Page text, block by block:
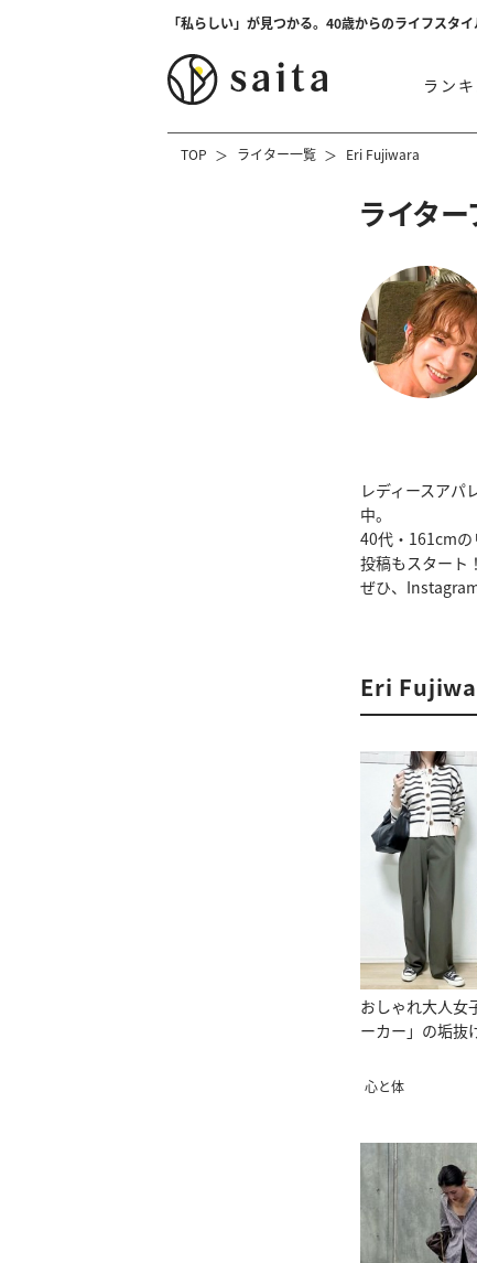
「私らしい」が見つかる。40歳からのライフスタ
ラン
TOP ライター一覧 Eri Fujiwara
ライタ
レディースアパ
中。
40代・161cmの
投稿もスタート
ぜひ、
Eri
おしゃれ大人女
ーカー」の垢抜
心と体